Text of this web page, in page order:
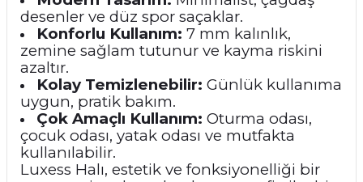
desenler ve düz spor saçaklar.
Konforlu Kullanım: 7 mm kalınlık,
zemine sağlam tutunur ve kayma riskini
azaltır.
Kolay Temizlenebilir: Günlük kullanıma
uygun, pratik bakım.
Çok Amaçlı Kullanım: Oturma odası,
çocuk odası, yatak odası ve mutfakta
kullanılabilir.
Luxess Halı, estetik ve fonksiyonelliği bir